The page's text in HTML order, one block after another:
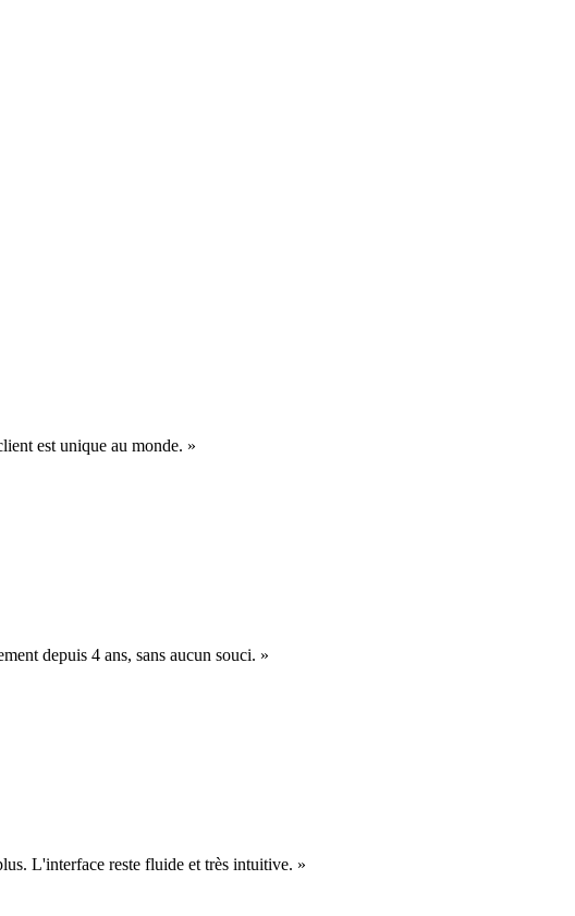
est unique au monde. »
depuis 4 ans, sans aucun souci. »
L'interface reste fluide et très intuitive. »